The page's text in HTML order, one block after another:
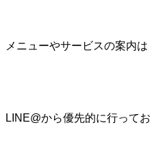
メニューやサービスの案内は
LINE@から優先的に行って